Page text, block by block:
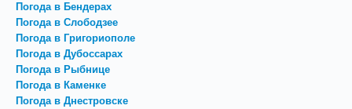
Погода в Бендерах
Погода в Слободзее
Погода в Григориополе
Погода в Дубоссарах
Погода в Рыбнице
Погода в Каменке
Погода в Днестровске